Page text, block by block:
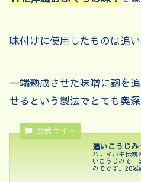
味付けに使用したものは追い
一端熟成させた味噌に麹を
せるという製法でとても奥
追いこうじ
ハナマルキ伝統
いこうじみそ」
みそです。20%